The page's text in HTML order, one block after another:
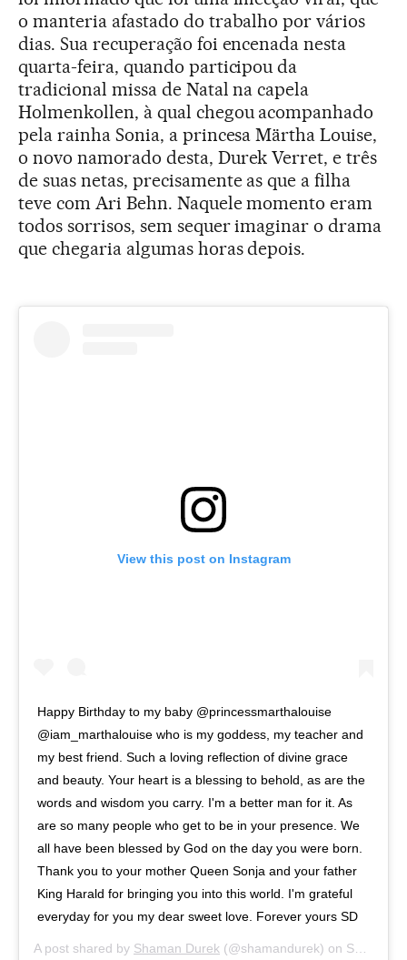
o manteria afastado do trabalho por vários
dias. Sua recuperação foi encenada nesta
quarta-feira, quando participou da
tradicional missa de Natal na capela
Holmenkollen, à qual chegou acompanhado
pela rainha Sonia, a princesa Märtha Louise,
o novo namorado desta, Durek Verret, e três
de suas netas, precisamente as que a filha
teve com Ari Behn. Naquele momento eram
todos sorrisos, sem sequer imaginar o drama
que chegaria algumas horas depois.
View this post on Instagram
Happy Birthday to my baby @princessmarthalouise
@iam_marthalouise who is my goddess, my teacher and
my best friend. Such a loving reflection of divine grace
and beauty. Your heart is a blessing to behold, as are the
words and wisdom you carry. I'm a better man for it. As
are so many people who get to be in your presence. We
all have been blessed by God on the day you were born.
Thank you to your mother Queen Sonja and your father
King Harald for bringing you into this world. I'm grateful
everyday for you my dear sweet love. Forever yours SD
A post shared by Shaman Durek (@shamandurek) on Sep 22, 2019 at 7:41am PDT